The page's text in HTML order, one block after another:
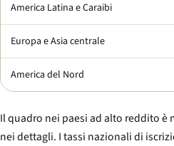
America Latina e Caraibi
Europa e Asia centrale
America del Nord
Il quadro nei paesi ad alto reddito
nei dettagli. I tassi nazionali di